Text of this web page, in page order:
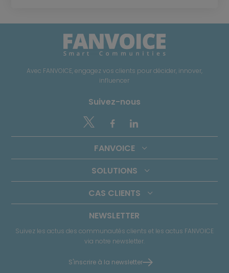
Avec FANVOICE, engagez vos clients pour décider, innover,
influencer
Suivez-nous
 
FANVOICE
SOLUTIONS
CAS CLIENTS
NEWSLETTER
Suivez les actus des communautés clients et les actus FANVOICE
via notre newsletter.
S'inscrire à la newsletter